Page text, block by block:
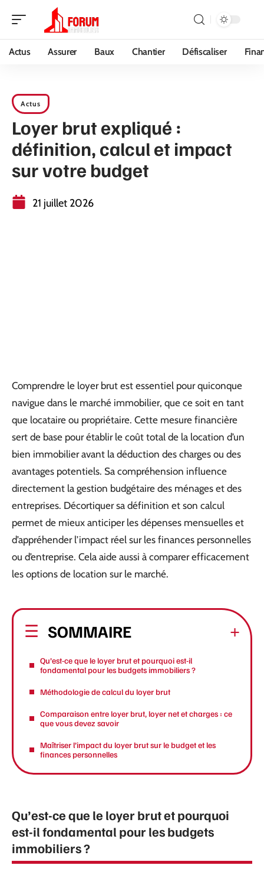
Actus Assurer Baux Chantier Défiscaliser
Actus
Loyer brut expliqué :
définition, calcul et impact
sur votre budget
21 juillet 2026
Comprendre le loyer brut est essentiel pour quiconque
navigue dans le marché immobilier, que ce soit en tant
que locataire ou propriétaire. Cette mesure financière
sert de base pour établir le coût total de la location d’un
bien immobilier avant la déduction des charges ou des
avantages potentiels. Sa compréhension influence
directement la gestion budgétaire des ménages et des
entreprises. Décortiquer sa définition et son calcul
permet de mieux anticiper les dépenses mensuelles et
d’appréhender l’impact réel sur les finances personnelles
ou d’entreprise. Cela aide aussi à comparer efficacement
les options de location sur le marché.
SOMMAIRE
Qu’est-ce que le loyer brut et pourquoi est-il
fondamental pour les budgets immobiliers ?
Méthodologie de calcul du loyer brut
Comparaison entre loyer brut, loyer net et charges : ce
que vous devez savoir
Maîtriser l’impact du loyer brut sur le budget et les
finances personnelles
Qu’est-ce que le loyer brut et pourquoi
est-il fondamental pour les budgets
immobiliers ?